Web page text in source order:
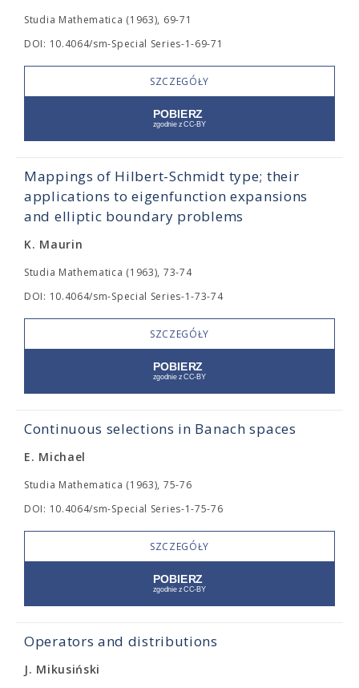
Studia Mathematica (1963), 69-71
DOI: 10.4064/sm-Special Series-1-69-71
SZCZEGÓŁY
Mappings of Hilbert-Schmidt type; their
applications to eigenfunction expansions
and elliptic boundary problems
K. Maurin
Studia Mathematica (1963), 73-74
DOI: 10.4064/sm-Special Series-1-73-74
SZCZEGÓŁY
Continuous selections in Banach spaces
E. Michael
Studia Mathematica (1963), 75-76
DOI: 10.4064/sm-Special Series-1-75-76
SZCZEGÓŁY
Operators and distributions
J. Mikusiński